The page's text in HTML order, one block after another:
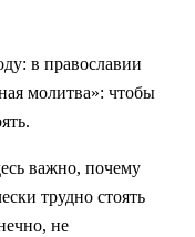
в православии
молитва»: чтобы
важно, почему
трудно стоять
не